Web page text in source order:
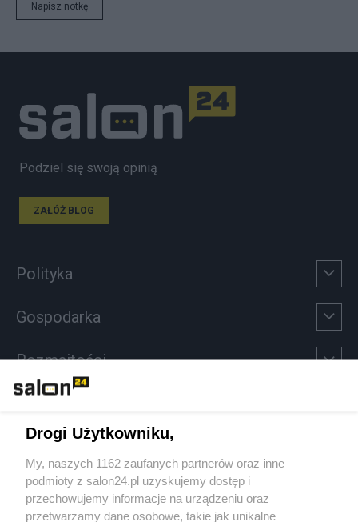
Napisz notkę
Podziel się swoją opinią
ZAŁÓŻ BLOG
Polityka
Gospodarka
Rozmaitości
Sport
Społeczeństwo
Drogi Użytkowniku,
My, naszych 1162 zaufanych partnerów oraz inne
podmioty z salon24.pl uzyskujemy dostęp i
przechowujemy informacje na urządzeniu oraz
przetwarzamy dane osobowe, takie jak unikalne